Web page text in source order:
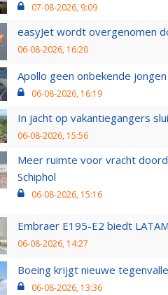
07-08-2026, 9:09
easyJet wordt overgenomen
06-08-2026, 16:20
Apollo geen onbekende
06-08-2026, 16:19
In jacht op vakantiegangers
06-08-2026, 15:56
Meer ruimte voor vracht
Schiphol
06-08-2026, 15:16
Embraer E195-E2 biedt
06-08-2026, 14:27
Boeing krijgt nieuwe
06-08-2026, 13:36